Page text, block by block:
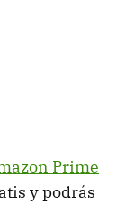
Prime
y podrás